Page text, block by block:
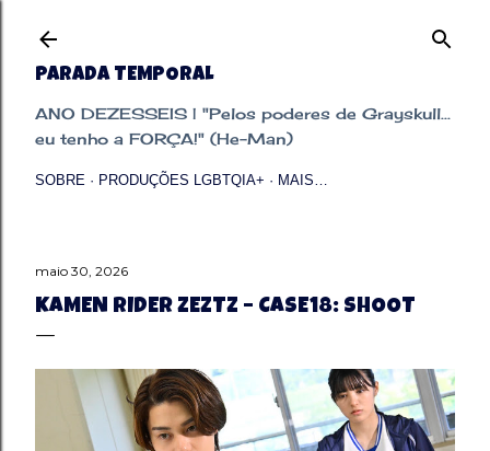
PARADA TEMPORAL
ANO DEZESSEIS | "Pelos poderes de Grayskull...
eu tenho a FORÇA!" (He-Man)
SOBRE PRODUÇÕES LGBTQIA+ MAIS…
maio 30, 2026
KAMEN RIDER ZEZTZ – CASE18: SHOOT